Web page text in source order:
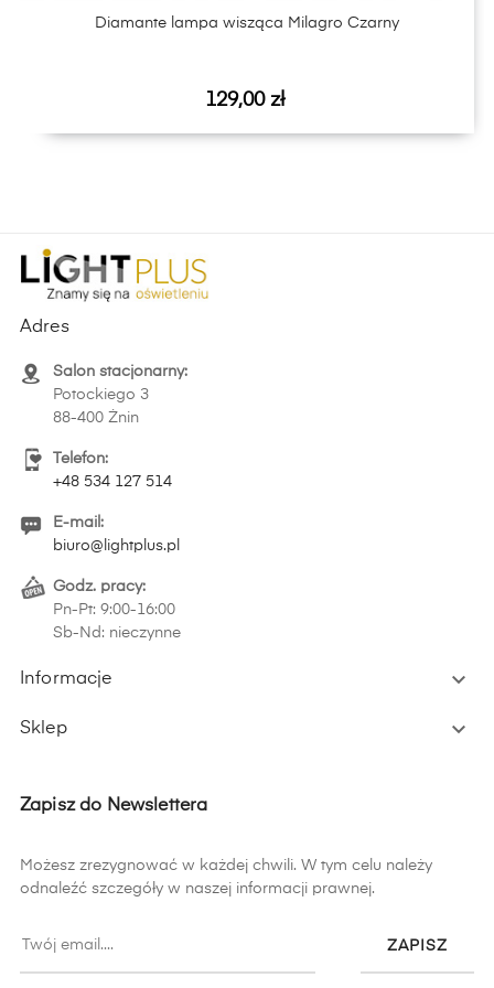
Diamante lampa wisząca Milagro Czarny
Cena
129,00 zł
Adres
Salon stacjonarny:
Potockiego 3
88-400 Żnin
Telefon:
+48 534 127 514
E-mail:
biuro@lightplus.pl
Godz. pracy:
Pn-Pt: 9:00-16:00
Sb-Nd: nieczynne
Informacje 
Sklep 
Zapisz do Newslettera
Możesz zrezygnować w każdej chwili. W tym celu należy
odnaleźć szczegóły w naszej informacji prawnej.
ZAPISZ